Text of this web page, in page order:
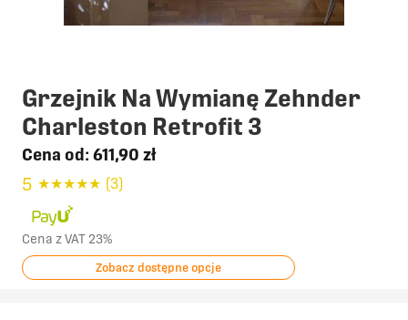
Grzejnik Na Wymianę Zehnder
Charleston Retrofit 3
Cena od: 611,90 zł
5 ★★★★★ (3)
Cena z VAT 23%
Zobacz dostępne opcje